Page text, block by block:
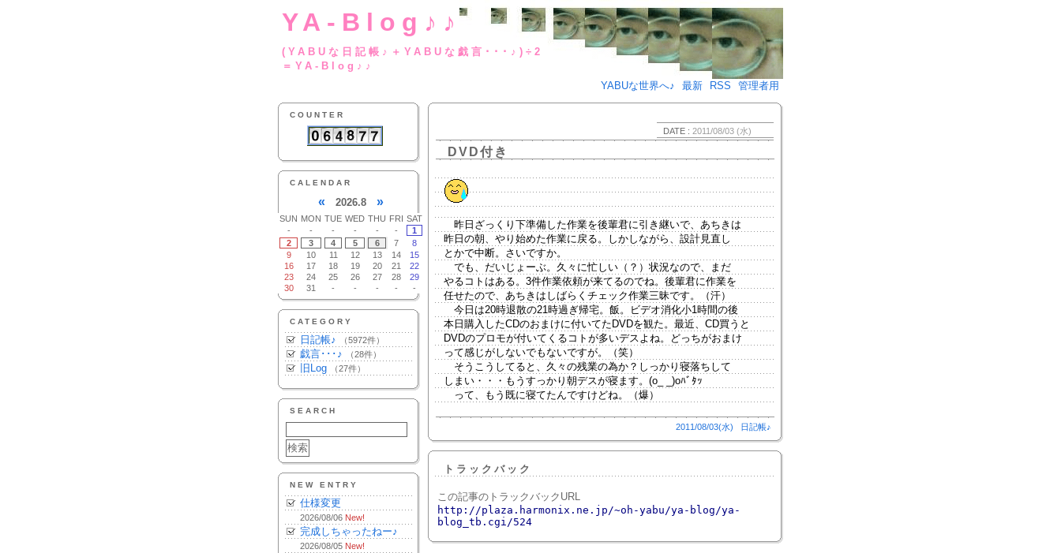
YA-Blog♪♪
(YABUな日記帳♪＋YABUな戯言･･･♪)÷2
＝YA-Blog♪♪
YABUな世界へ♪
最新 RSS 管理者用
COUNTER
CALENDAR
« 2026.8 »
SUN MON TUE WED THU FRI SAT
-
- - - - -
1
2
3 4 5 6 7
8
9
10 11 12 13 14
15
16
17 18 19 20 21
22
23
24 25 26 27 28
29
30
31 - - - - -
CATEGORY
日記帳♪ （5972件）
戯言･･･♪ （28件）
旧Log （27件）
SEARCH
NEW ENTRY
仕様変更
2026/08/06 New!
完成しちゃったねー♪
2026/08/05 New!
DATE : 2011/08/03 (水)
DVD付き
昨日ざっくり下準備した作業を後輩君に引き継いで、あちきは
昨日の朝、やり始めた作業に戻る。しかしながら、設計見直し
とかで中断。さいですか。
でも、だいじょーぶ。久々に忙しい（？）状況なので、まだ
やるコトはある。3件作業依頼が来てるのでね。後輩君に作業を
任せたので、あちきはしばらくチェック作業三昧です。（汗）
今日は20時退散の21時過ぎ帰宅。飯。ビデオ消化小1時間の後
本日購入したCDのおまけに付いてたDVDを観た。最近、CD買うと
DVDのプロモが付いてくるコトが多いデスよね。どっちがおまけ
って感じがしないでもないですが。（笑）
そうこうしてると、久々の残業の為か？しっかり寝落ちして
しまい・・・もうすっかり朝デスが寝ます。(o_ _)oﾊﾞﾀｯ
って、もう既に寝てたんですけどね。（爆）
2011/08/03(水) 日記帳♪
トラックバック
この記事のトラックバックURL
http://plaza.harmonix.ne.jp/~oh-yabu/ya-blog/ya-
blog_tb.cgi/524